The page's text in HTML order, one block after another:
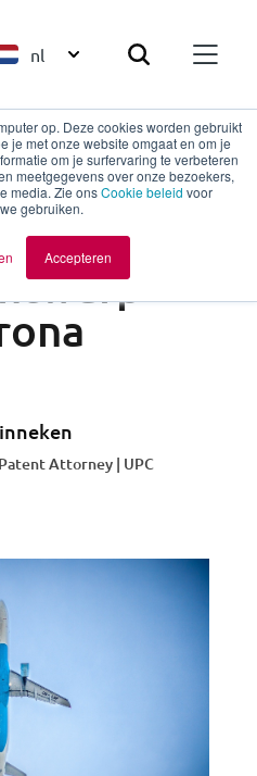
op. Deze cookies worden gebruikt
je met onze website omgaat en om je
om je surfervaring te verbeteren
meetgegevens over onze bezoekers,
media. Zie onsCookie beleid voor
gebruiken.
Accepteren
nl
Attorney | UPC